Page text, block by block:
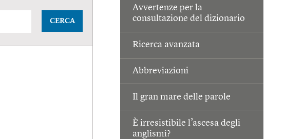
Avvertenze per la
consultazione del dizionario
Ricerca avanzata
Abbreviazioni
Il gran mare delle parole
È irresistibile l’ascesa degli
anglismi?
CERCA